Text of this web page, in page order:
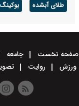
طلای آبشده بوکینگ
صفحه نخست جامعه
ورزش
روایت